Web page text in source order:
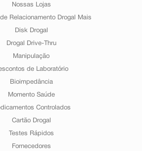
Nossas Lojas
Relacionamento Drogal Mais
Disk Drogal
Drogal Drive-Thru
Manipulação
de Laboratório
Bioimpedância
Momento Saúde
Controlados
Cartão Drogal
Testes Rápidos
Fornecedores